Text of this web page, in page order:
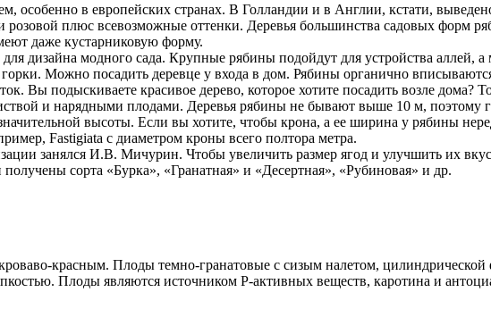
особенно в европейских странах. В Голландии и в Англии, кстати,
розовой плюс всевозможные оттенки. Деревья большинства садовых форм
даже кустарниковую форму.
дизайна модного сада. Крупные рябины подойдут для устройства аллей,
Можно посадить деревце у входа в дом. Рябины органично
подыскиваете красивое дерево, которое хотите посадить возле дома?
и нарядными плодами. Деревья рябины не бывают выше 10 м, поэтому
высоты. Если вы хотите, чтобы крона, а ее ширина у рябины
Fastigiata с диаметром кроны всего полтора метра.
занялся И.В. Мичурин. Чтобы увеличить размер ягод и улучшить их
сорта «Бурка», «Гранатная» и «Десертная», «Рубиновая» и др.
красным. Плоды темно-гранатовые с сизым налетом, цилиндрической
Плоды являются источником Р-активных веществ, каротина и